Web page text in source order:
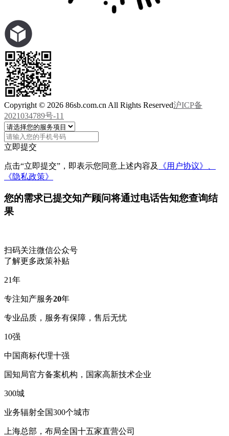
Copyright © 2026 86sb.com.cn All Rights Reserved沪ICP备
2021034789号-11
立即提交
点击“立即提交”，即表示您同意上述内容及
《用户协议》、
《隐私政策》
您的需求已提交知产顾问将通过电话告知您查询结
果
扫码关注微信公众号
了解更多政策补贴
21年
专注知产服务20年
专业品质，服务有保障，售后无忧
10强
中国商标代理十强
国知局官方备案机构，国家高新技术企业
300城
业务辐射全国300个城市
上海总部，布局全国十五家直营公司